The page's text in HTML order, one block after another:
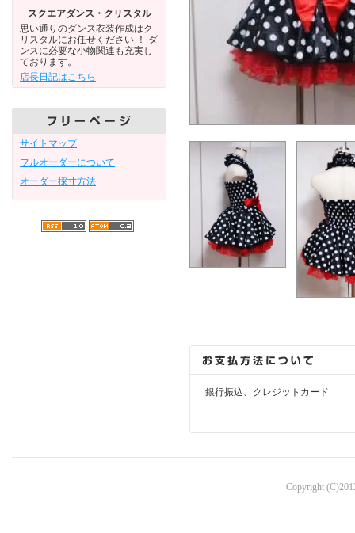
スクエアダンス・クリスタル
思い通りのダンス衣装作成はク
リスタルにお任せください ！ ダ
ンスに必要な小物関連も充実し
ております。
店長日記はこちら
サイトマップ
フルオーダーについて
オーダー採寸方法
銀行振込、クレジットカード
Copyright